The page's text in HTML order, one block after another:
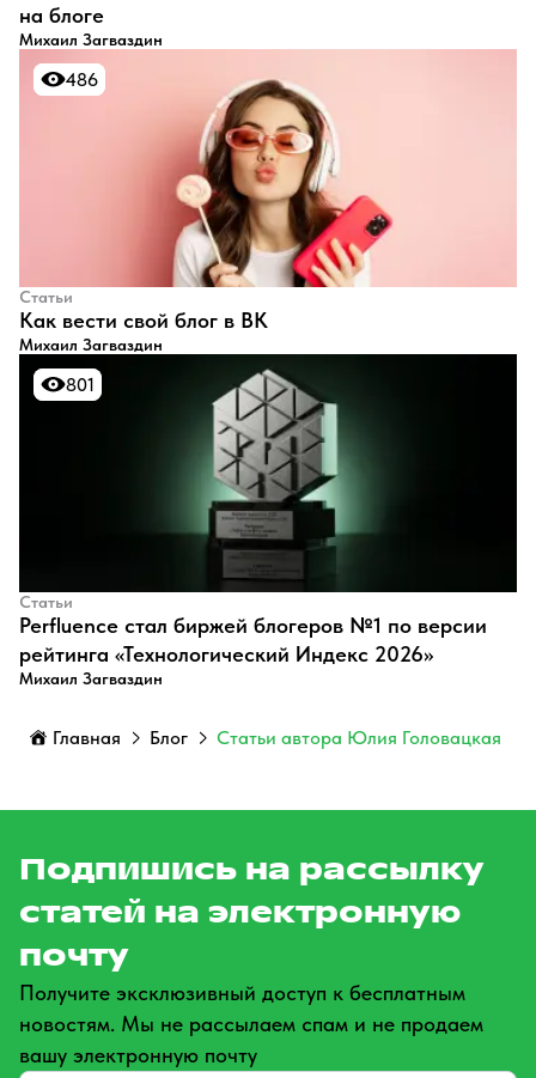
на блоге
Михаил Загваздин
486
486
Статьи
​Как вести свой блог в ВК
Михаил Загваздин
801
801
Статьи
Perfluence стал биржей блогеров №1 по версии
рейтинга «Технологический Индекс 2026»
Михаил Загваздин
Главная Блог Статьи автора Юлия Головацкая
Подпишись на рассылку
статей на электронную
почту
Получите эксклюзивный доступ к бесплатным
новостям. Мы не рассылаем спам и не продаем
вашу электронную почту